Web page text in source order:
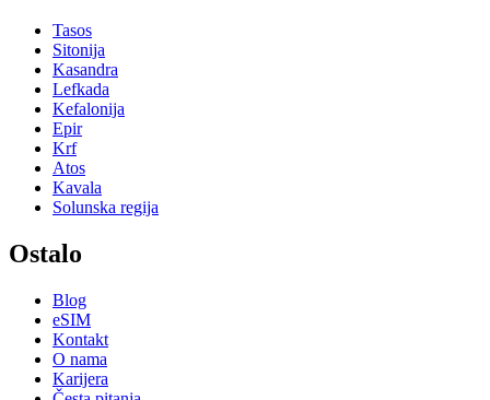
Tasos
Sitonija
Kasandra
Lefkada
Kefalonija
Epir
Krf
Atos
Kavala
Solunska regija
Ostalo
Blog
eSIM
Kontakt
O nama
Karijera